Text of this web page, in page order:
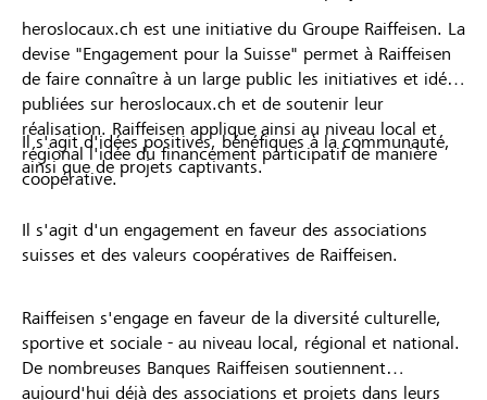
heroslocaux.ch est une initiative du Groupe Raiffeisen. La
devise "Engagement pour la Suisse" permet à Raiffeisen
de faire connaître à un large public les initiatives et idées
publiées sur heroslocaux.ch et de soutenir leur
réalisation. Raiffeisen applique ainsi au niveau local et
régional l'idée du financement participatif de manière
coopérative.
Il s'agit d'idées positives, bénéfiques à la communauté,
ainsi que de projets captivants.
Il s'agit d'un engagement en faveur des associations
suisses et des valeurs coopératives de Raiffeisen.
Raiffeisen s'engage en faveur de la diversité culturelle,
sportive et sociale - au niveau local, régional et national.
De nombreuses Banques Raiffeisen soutiennent
aujourd'hui déjà des associations et projets dans leurs